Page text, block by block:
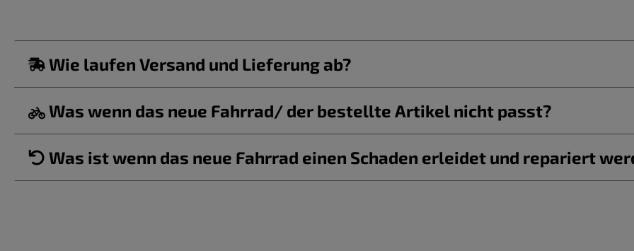
Wie laufen Versand und Lieferung ab?
Was wenn das neue Fahrrad/ der bestellte Artikel nicht passt?
Was ist wenn das neue Fahrrad einen Schaden erleidet und repariert